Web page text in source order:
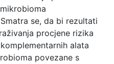
se, da bi rezultati
procjene rizika
alata
povezane s